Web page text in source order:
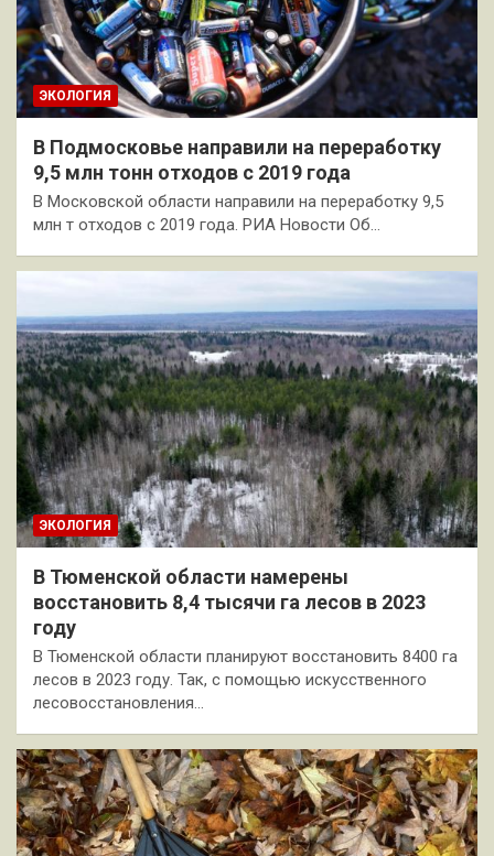
ЭКОЛОГИЯ
В Подмосковье направили на переработку
9,5 млн тонн отходов с 2019 года
В Московской области направили на переработку 9,5
млн т отходов с 2019 года. РИА Новости Об…
ЭКОЛОГИЯ
В Тюменской области намерены
восстановить 8,4 тысячи га лесов в 2023
году
В Тюменской области планируют восстановить 8400 га
лесов в 2023 году. Так, с помощью искусственного
лесовосстановления…